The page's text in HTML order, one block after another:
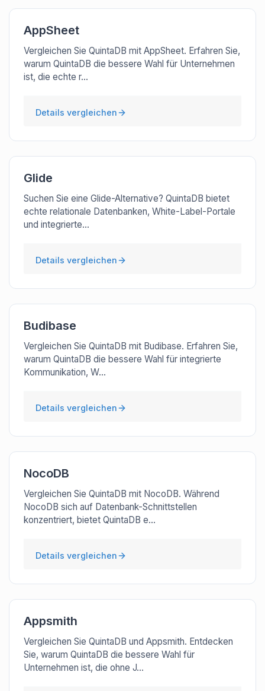
AppSheet
Vergleichen Sie QuintaDB mit AppSheet. Erfahren Sie,
warum QuintaDB die bessere Wahl für Unternehmen
ist, die echte r...
Details vergleichen
Glide
Suchen Sie eine Glide-Alternative? QuintaDB bietet
echte relationale Datenbanken, White-Label-Portale
und integrierte...
Details vergleichen
Budibase
Vergleichen Sie QuintaDB mit Budibase. Erfahren Sie,
warum QuintaDB die bessere Wahl für integrierte
Kommunikation, W...
Details vergleichen
NocoDB
Vergleichen Sie QuintaDB mit NocoDB. Während
NocoDB sich auf Datenbank-Schnittstellen
konzentriert, bietet QuintaDB e...
Details vergleichen
Appsmith
Vergleichen Sie QuintaDB und Appsmith. Entdecken
Sie, warum QuintaDB die bessere Wahl für
Unternehmen ist, die ohne J...